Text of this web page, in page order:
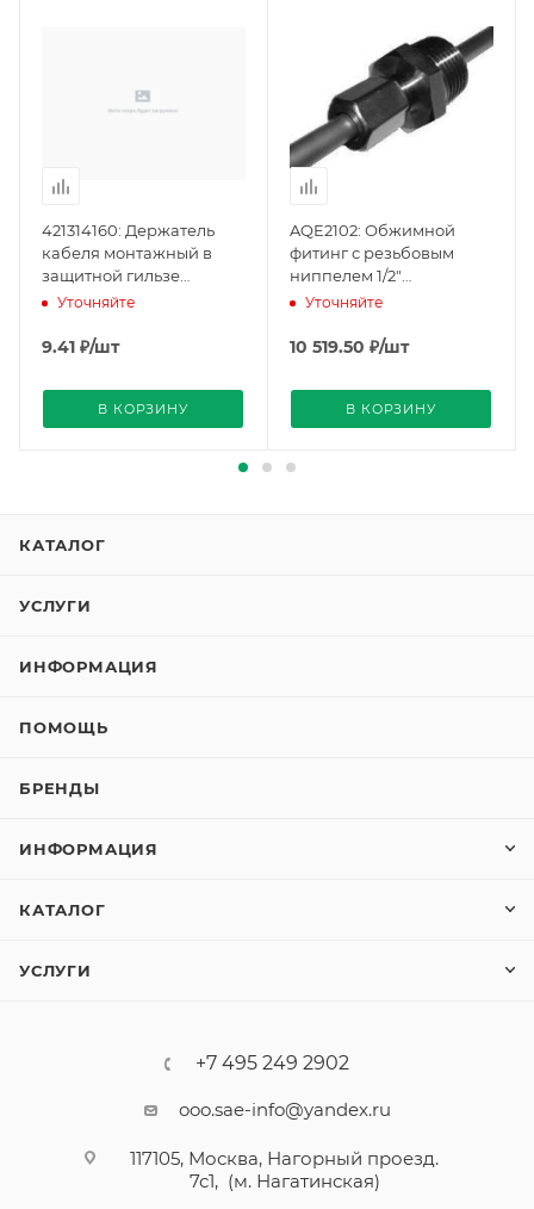
421314160: Держатель
кабеля монтажный в
защитной гильзе
(BPZ:421314160), Siemens
Уточняйте
9.41 ₽/шт
В КОРЗИНУ
AQE2102: Обжимной
фитинг с резьбовым
ниппелем 1/2"
(BPZ:AQE2102), Siemens
Уточняйте
10 519.50 ₽/шт
В КОРЗИНУ
КАТАЛОГ
УСЛУГИ
ИНФОРМАЦИЯ
ПОМОЩЬ
БРЕНДЫ
ИНФОРМАЦИЯ
КАТАЛОГ
УСЛУГИ
+7 495 249 2902
ooo.sae-info@yandex.ru
117105, Москва, Нагорный проезд.
7с1, (м. Нагатинская)